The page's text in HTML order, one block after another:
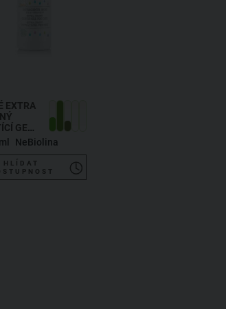
EXTRA
GEL
NeBiolina
HLÍDAT